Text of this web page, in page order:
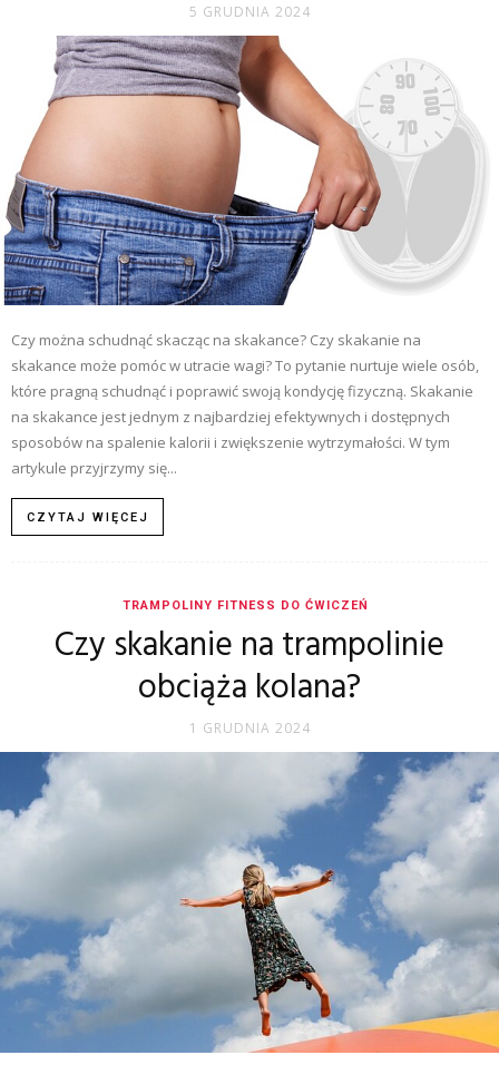
5 GRUDNIA 2024
Czy można schudnąć skacząc na skakance? Czy skakanie na
skakance może pomóc w utracie wagi? To pytanie nurtuje wiele osób,
które pragną schudnąć i poprawić swoją kondycję fizyczną. Skakanie
na skakance jest jednym z najbardziej efektywnych i dostępnych
sposobów na spalenie kalorii i zwiększenie wytrzymałości. W tym
artykule przyjrzymy się...
CZYTAJ WIĘCEJ
TRAMPOLINY FITNESS DO ĆWICZEŃ
Czy skakanie na trampolinie
obciąża kolana?
1 GRUDNIA 2024